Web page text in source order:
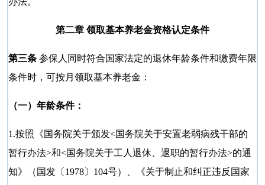
第二章 领取基本养老金资格认定条件
第三条 参保人同时符合国家法定的退休年龄条件和缴费年限
条件时，可按月领取基本养老金：
（一）年龄条件：
1.按照《国务院关于颁发<国务院关于安置老弱病残干部的
暂行办法>和<国务院关于工人退休、退职的暂行办法>的通
知》（国发〔1978〕104号）、《关于制止和纠正违反国家